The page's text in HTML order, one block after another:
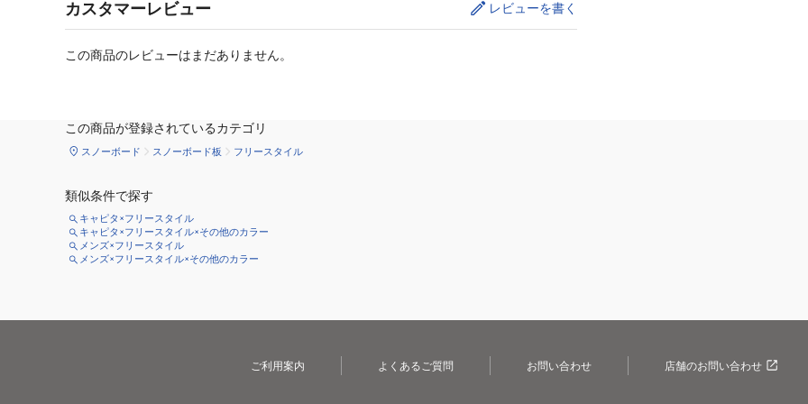
カスタマーレビュー レビューを書く
この商品のレビューはまだありません。
この商品が登録されているカテゴリ
スノーボード スノーボード板 フリースタイル
類似条件で探す
キャピタ×フリースタイル
キャピタ×フリースタイル×その他のカラー
メンズ×フリースタイル
メンズ×フリースタイル×その他のカラー
ご利用案内 よくあるご質問 お問い合わせ 店舗のお問い合わせ